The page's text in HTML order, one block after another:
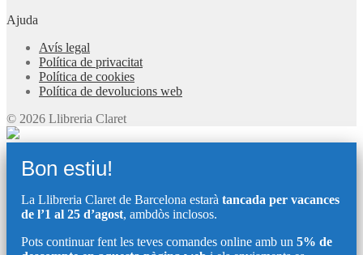
Ajuda
Avís legal
Política de privacitat
Política de cookies
Política de devolucions web
© 2026 Llibreria Claret
Bon estiu!
La Llibreria Claret de Barcelona estarà tancada per vacances
de l’1 al 25 d’agost, ambdòs inclosos.
Pots continuar fent les teves comandes online amb un 5% de